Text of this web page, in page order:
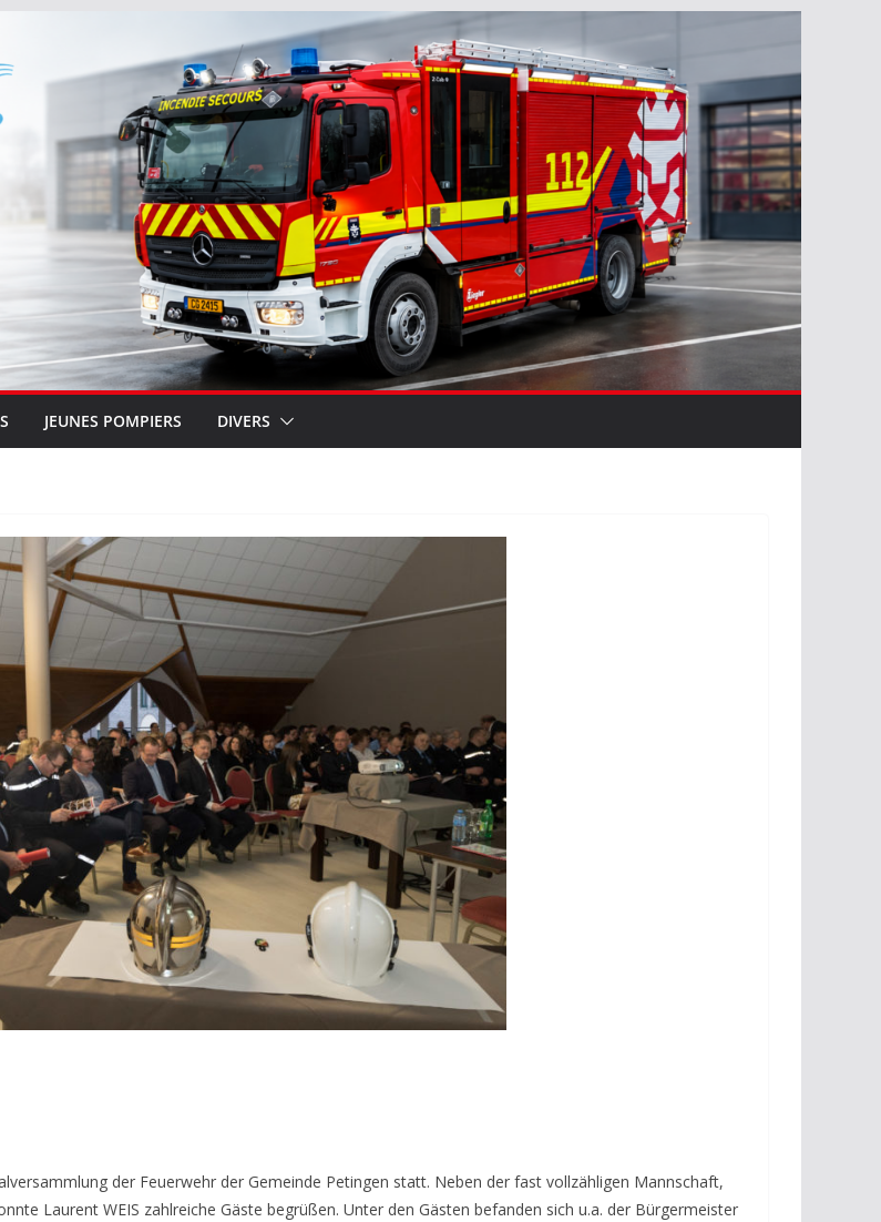
JEUNES POMPIERS DIVERS
der Feuerwehr der Gemeinde Petingen statt. Neben der fast vollzähligen Mannschaft,
Laurent WEIS zahlreiche Gäste begrüßen. Unter den Gästen befanden sich u.a. der Bürgermeister